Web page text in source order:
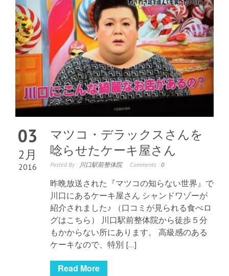
03
2月
2016
マツコ・デラックスさんを
唸らせたケーキ屋さん
Posted By : 川口駅前整体院 Comments : 0
昨晩放送された『マツコの知らない世界』で
川口にあるケーキ屋さん シャンドワゾーが
紹介されました♪ （口コミが見られる食べロ
グはこちら） 川口駅前整体院から徒歩５分
もかからない所にあります。 高級感のある
ケーキなので、特別 […]
Read More